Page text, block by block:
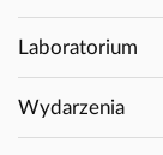
Laboratorium
Wydarzenia